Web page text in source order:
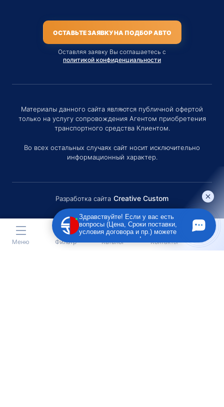
ОСТАВЬТЕ ЗАЯВКУ НА ПОДБОР АВТО
Оставляя заявку Вы соглашаетесь с
политикой конфиденциальности
Материалы данного сайта являются публичной офертой
только на услугу сопровождения Агентом приобретения
транспортного средства Клиентом.
Во всех остальных случаях сайт носит исключительно
информационный характер.
Разработка сайта Creative Custom
Меню Фильтр Каталог Контакты
Здравствуйте! Если у вас есть
вопросы (Цена, Сроки поставки,
условия договора и пр.) можете
задать их мне в чат!